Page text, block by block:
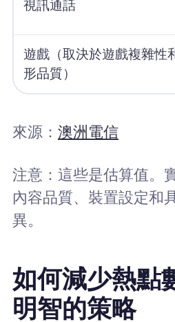
視訊通話
遊戲（取決於遊戲複雜性
形品質）
來源： 澳洲電信
注意：這些是估算值。
內容品質、裝置設定和
異。
如何減少熱點
明智的策略